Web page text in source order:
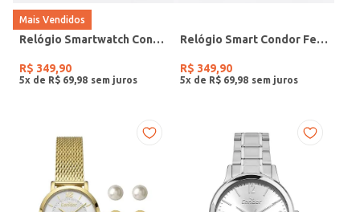
Mais Vendidos
Relógio Smartwatch Condor PRETO
R$ 349,90
5x de R$ 69 98
Relógio Smart Condor Feminino ROSE
R$ 349,90
5x de R$ 69 98